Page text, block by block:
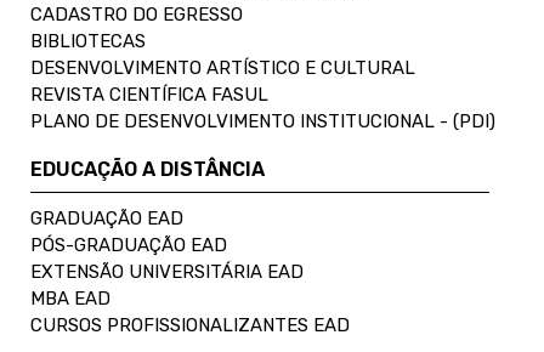
CADASTRO DO EGRESSO
BIBLIOTECAS
DESENVOLVIMENTO ARTÍSTICO E CULTURAL
REVISTA CIENTÍFICA FASUL
PLANO DE DESENVOLVIMENTO INSTITUCIONAL - (PDI)
EDUCAÇÃO A DISTÂNCIA
GRADUAÇÃO EAD
PÓS-GRADUAÇÃO EAD
EXTENSÃO UNIVERSITÁRIA EAD
MBA EAD
CURSOS PROFISSIONALIZANTES EAD